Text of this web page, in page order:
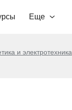
Еще
и электротехника